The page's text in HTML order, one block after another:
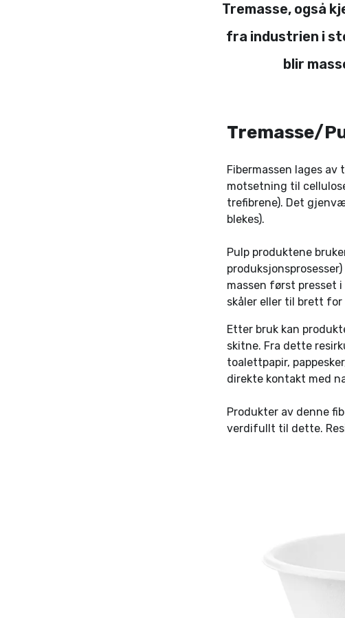
Tremasse, også
fra industrien i
blir
Tremasse/
Fibermassen lages av
motsetning til
trefibrene). Det
blekes).
Pulp produktene
massen først presset
skåler eller til brett for
Etter bruk kan
skitne. Fra dette
toalettpapir,
direkte kontakt med
Produkter av denne
verdifullt til dette.